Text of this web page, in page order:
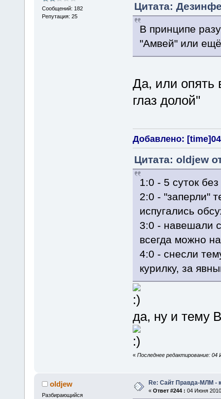
Сообщений: 182
Репутация: 25
Цитата:
В принципе
"Амвей" или ещё
Да, или опять
глаз долой"
Добавлено:
Цитата: oldjew
1:0 - 5 суток
2:0 - "заперли"
испугались
3:0 - навешали
всегда можно
4:0 - снесли
курилку, за
да, ну и тему
« Последнее редактирование:
oldjew
Разбирающийся
Re: Сайт Правда-МЛМ -
« Ответ #244 : 04 Июня